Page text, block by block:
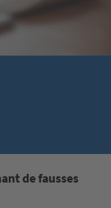
de fausses